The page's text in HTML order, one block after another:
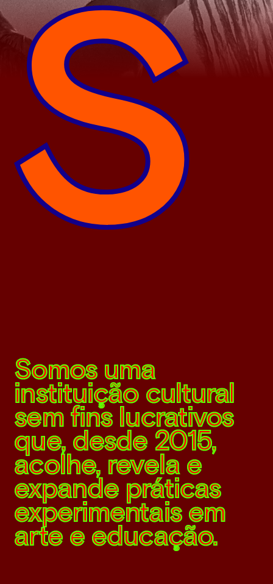
Somos uma
instituição cultural
sem fins lucrativos
que, desde 2015,
acolhe, revela e
expande práticas
experimentais em
arte e educação.